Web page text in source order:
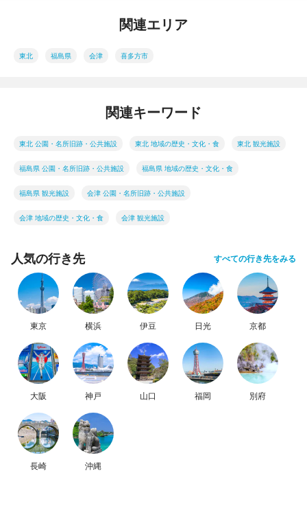
関連エリア
東北 福島県 会津 喜多方市
関連キーワード
東北 公園・名所旧跡・公共施設 東北 地域の歴史・文化・食 東北 観光施設
福島県 公園・名所旧跡・公共施設 福島県 地域の歴史・文化・食
福島県 観光施設 会津 公園・名所旧跡・公共施設
会津 地域の歴史・文化・食 会津 観光施設
人気の行き先 すべての行き先をみる
東京 横浜 伊豆 日光 京都
大阪 神戸 山口 福岡 別府
長崎 沖縄